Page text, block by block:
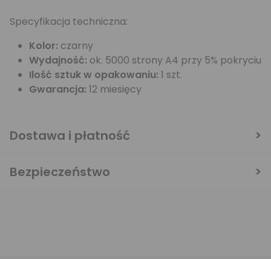
Specyfikacja techniczna:
Kolor: czarny
Wydajność: ok. 5000 strony A4 przy 5% pokryciu
Ilość sztuk w opakowaniu: 1 szt.
Gwarancja: 12 miesięcy
Dostawa i płatność
Bezpieczeństwo